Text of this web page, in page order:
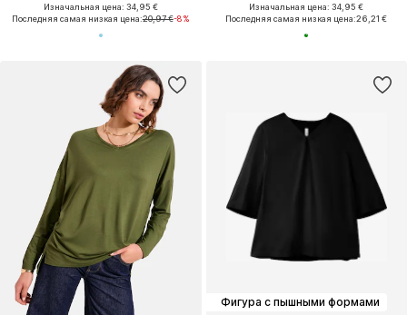
Изначальная цена: 34,95 €
Последняя самая низкая цена:20,97 €-8%
Изначальная цена: 34,95 €
Последняя самая низкая цена:26,21 €
Фигура с пышными формами